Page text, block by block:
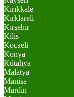
Kırıkkale
Kırklareli
Kırşehir
Kilis
Kocaeli
Konya
Kütahya
Malatya
Manisa
Mardin